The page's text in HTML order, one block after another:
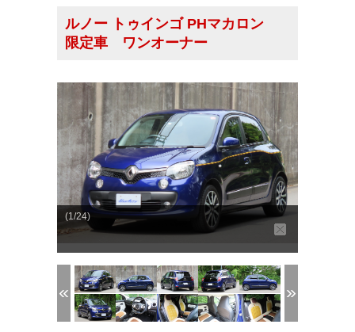
ルノー トゥインゴ PHマカロン
限定車 ワンオーナー
(1/24)